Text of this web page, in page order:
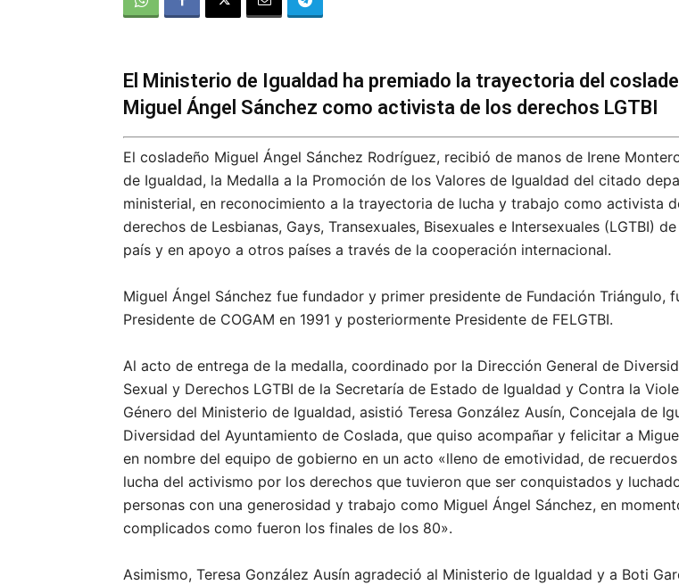
El Ministerio de Igualdad ha premiado la trayectoria del
Miguel Ángel Sánchez como activista de los derechos LGTBI
El cosladeño Miguel Ángel Sánchez Rodríguez, recibió de manos de Irene
de Igualdad, la Medalla a la Promoción de los Valores de Igualdad del citado
ministerial, en reconocimiento a la trayectoria de lucha y trabajo como activista
derechos de Lesbianas, Gays, Transexuales, Bisexuales e Intersexuales (LGTBI)
país y en apoyo a otros países a través de la cooperación internacional.
Miguel Ángel Sánchez fue fundador y primer presidente de Fundación Triángulo,
Presidente de COGAM en 1991 y posteriormente Presidente de FELGTBI.
Al acto de entrega de la medalla, coordinado por la Dirección General de
Sexual y Derechos LGTBI de la Secretaría de Estado de Igualdad y Contra la
Género del Ministerio de Igualdad, asistió Teresa González Ausín, Concejala de
Diversidad del Ayuntamiento de Coslada, que quiso acompañar y felicitar a
en nombre del equipo de gobierno en un acto «lleno de emotividad, de
lucha del activismo por los derechos que tuvieron que ser conquistados y
personas con una generosidad y trabajo como Miguel Ángel Sánchez, en
complicados como fueron los finales de los 80».
Asimismo, Teresa González Ausín agradeció al Ministerio de Igualdad y a Boti